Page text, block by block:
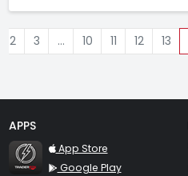
2 3 … 10 11 12 13
APPS
TraderFox Flash
App Store
Google Play